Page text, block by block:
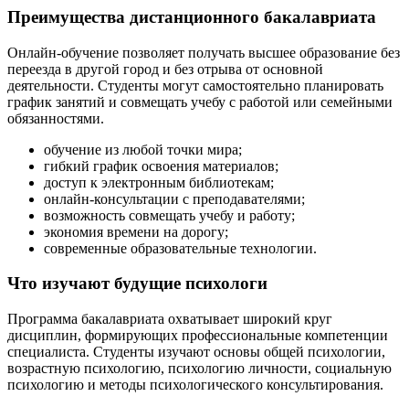
Преимущества дистанционного бакалавриата
Онлайн-обучение позволяет получать высшее образование без
переезда в другой город и без отрыва от основной
деятельности. Студенты могут самостоятельно планировать
график занятий и совмещать учебу с работой или семейными
обязанностями.
обучение из любой точки мира;
гибкий график освоения материалов;
доступ к электронным библиотекам;
онлайн-консультации с преподавателями;
возможность совмещать учебу и работу;
экономия времени на дорогу;
современные образовательные технологии.
Что изучают будущие психологи
Программа бакалавриата охватывает широкий круг
дисциплин, формирующих профессиональные компетенции
специалиста. Студенты изучают основы общей психологии,
возрастную психологию, психологию личности, социальную
психологию и методы психологического консультирования.